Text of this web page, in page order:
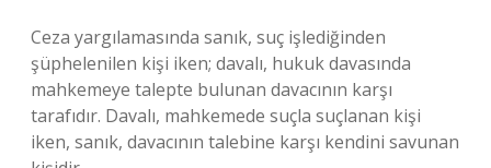
Ceza yargılamasında sanık, suç işlediğinden
şüphelenilen kişi iken; davalı, hukuk davasında
mahkemeye talepte bulunan davacının karşı
tarafıdır. Davalı, mahkemede suçla suçlanan kişi
iken, sanık, davacının talebine karşı kendini savunan